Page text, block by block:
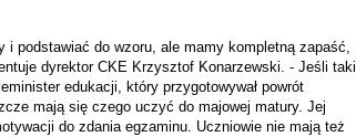
i podstawiać do wzoru, ale mamy kompletną zapaść,
dyrektor CKE Krzysztof Konarzewski. - Jeśli taki
edukacji, który przygotowywał powrót
mają się czego uczyć do majowej matury. Jej
do zdania egzaminu. Uczniowie nie mają też